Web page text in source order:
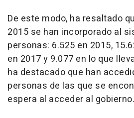
De este modo, ha resaltado
2015 se han incorporado al
personas: 6.525 en 2015,
en 2017 y 9.077 en lo que
ha destacado que han
personas de las que se
espera al acceder al gobierno.